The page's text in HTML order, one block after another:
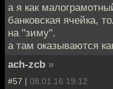
а я как
банковская ячейка,
на "зиму".
а там оказываются
ach-zcb »
#57 | 08.01.16 19:12